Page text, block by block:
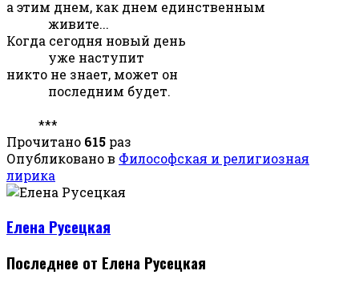
а этим днем, как днем единственным
живите...
Когда сегодня новый день
уже наступит
никто не знает, может он
последним будет.
***
Прочитано 615 раз
Опубликовано в Философская и религиозная
лирика
Елена Русецкая
Последнее от Елена Русецкая